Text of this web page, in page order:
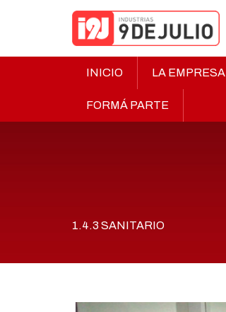
INICIO LA EMPRESA
FORMÁ PARTE
1.4.3 SANITARIO